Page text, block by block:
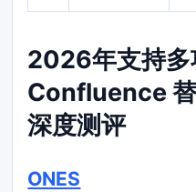
2026年支持多
Confluence
深度测评
ONES